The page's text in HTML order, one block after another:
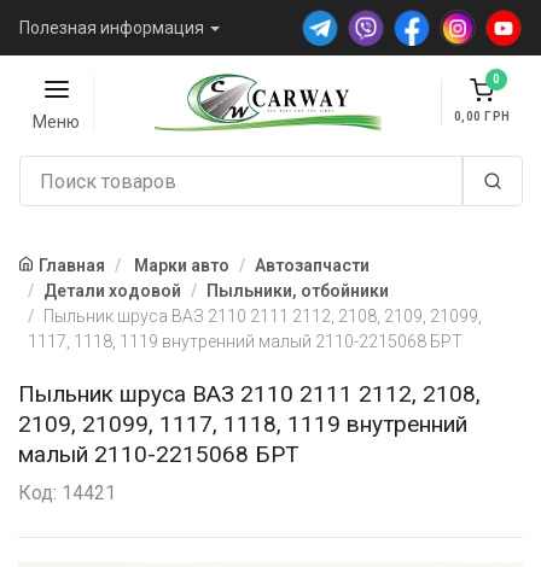
Полезная информация
Меню
0
0,00
Главная Марки авто
Автозапчасти
Детали ходовой
Пыльники, отбойники
Пыльник шруса ВАЗ 2110 2111 2112, 2108, 2109, 21099,
1117, 1118, 1119 внутренний малый 2110-2215068 БРТ
Пыльник шруса ВАЗ 2110 2111 2112, 2108,
2109, 21099, 1117, 1118, 1119 внутренний
малый 2110-2215068 БРТ
Код: 14421